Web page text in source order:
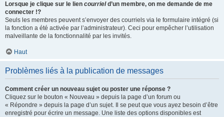
Lorsque je clique sur le lien courrield’un membre, on me demande de me
connecter !?
Seuls les membres peuvent s’envoyer des courriels via le formulaire intégré (si
la fonction a été activée par l’administrateur). Ceci pour empêcher l’utilisation
malveillante de la fonctionnalité par les invités.
Haut
Problèmes liés à la publication de messages
Comment créer un nouveau sujet ou poster une réponse ?
Cliquez sur le bouton « Nouveau » depuis la page d’un forum ou
« Répondre » depuis la page d’un sujet. Il se peut que vous ayez besoin d’être
enregistré pour écrire un message. Une liste des options disponibles est